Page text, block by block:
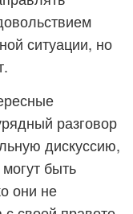
ситуации, но
разговор
дискуссию,
быть
они не